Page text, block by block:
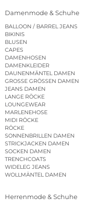
Damenmode & Schuhe
BALLOON / BARREL JEANS
BIKINIS
BLUSEN
CAPES
DAMENHOSEN
DAMENKLEIDER
DAUNENMÄNTEL DAMEN
GROSSE GRÖSSEN DAMEN
JEANS DAMEN
LANGE RÖCKE
LOUNGEWEAR
MARLENEHOSE
MIDI RÖCKE
RÖCKE
SONNENBRILLEN DAMEN
STRICKJACKEN DAMEN
SOCKEN DAMEN
TRENCHCOATS
WIDELEG JEANS
WOLLMÄNTEL DAMEN
Herrenmode & Schuhe